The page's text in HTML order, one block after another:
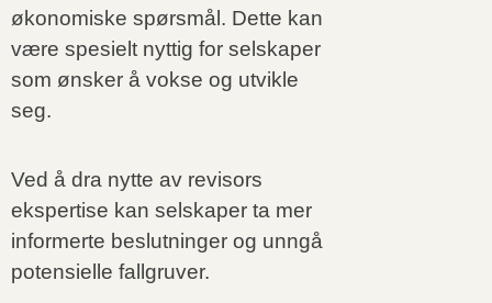
økonomiske spørsmål. Dette kan
være spesielt nyttig for selskaper
som ønsker å vokse og utvikle
seg.
Ved å dra nytte av revisors
ekspertise kan selskaper ta mer
informerte beslutninger og unngå
potensielle fallgruver.